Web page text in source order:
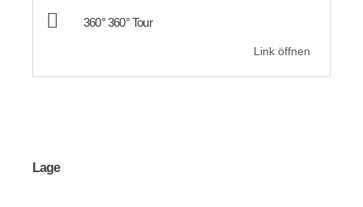
360° 360° Tour
Link öffnen
Lage